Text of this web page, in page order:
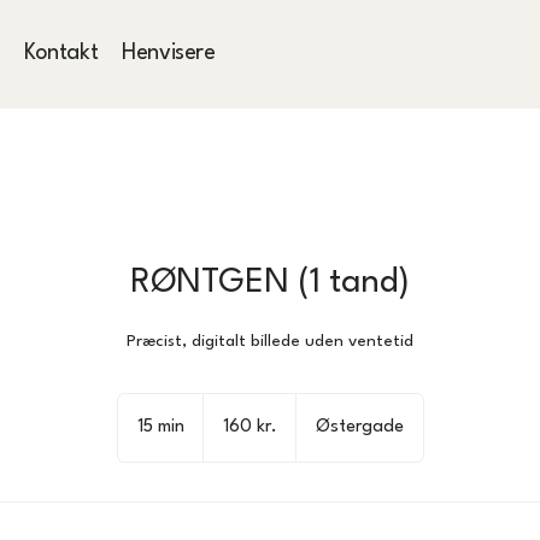
Kontakt Henvisere
RØNTGEN (1 tand)
Præcist, digitalt billede uden ventetid
15 min
kroner160 kr. Østergade